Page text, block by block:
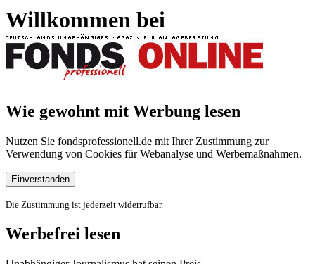
Willkommen bei
Wie gewohnt mit Werbung lesen
Nutzen Sie fondsprofessionell.de mit Ihrer Zustimmung zur
Verwendung von Cookies für Webanalyse und Werbemaßnahmen.
Einverstanden
Die Zustimmung ist jederzeit widerrufbar.
Werbefrei lesen